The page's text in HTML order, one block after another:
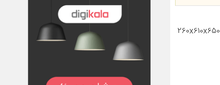
مشخصات فنی Brilliant BSP – 8200 Steam Press مشخصات کلی ابعاد 260x610x650